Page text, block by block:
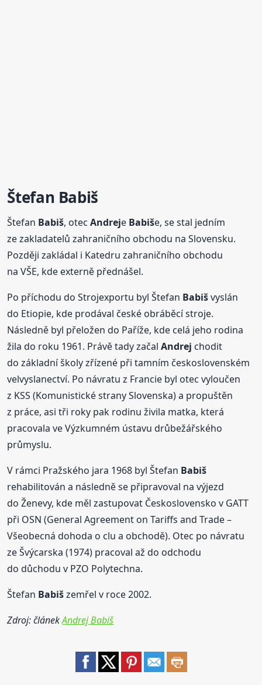
Štefan Babiš
Štefan Babiš, otecAndreje Babiše, se stal jedním
ze zakladatelů zahraničního obchodu na Slovensku.
Později zakládal i Katedru zahraničního obchodu
na VŠE, kde externě přednášel.
Po příchodu do Strojexportu byl Štefan Babišvyslán
do Etiopie, kde prodával české obráběcí stroje.
Následně byl přeložen do Paříže, kde celá jeho rodina
žila do roku 1961. Právě tady začalAndrej chodit
do základní školy zřízené při tamním československém
velvyslanectví. Po návratu z Francie byl otec vyloučen
z KSS (Komunistické strany Slovenska) a propuštěn
z práce, asi tři roky pak rodinu živila matka, která
pracovala ve Výzkumném ústavu drůbežářského
průmyslu.
V rámci Pražského jara 1968 byl Štefan Babiš
rehabilitován a následně se připravoval na výjezd
do Ženevy, kde měl zastupovat Československo v GATT
při OSN (General Agreement on Tariffs and Trade –
Všeobecná dohoda o clu a obchodě). Otec po návratu
ze Švýcarska (1974) pracoval až do odchodu
do důchodu v PZO Polytechna.
Štefan Babišzemřel v roce 2002.
Zdroj: článekAndrej Babiš